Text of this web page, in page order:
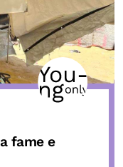
fame e